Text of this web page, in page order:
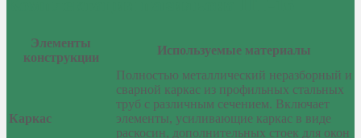
Элементы
конструкции
Используемые материалы
Каркас
Полностью металлический неразборный и
сварной каркас из профильных стальных
труб с различным сечением. Включает
элементы, усиливающие каркас в виде
раскосин, дополнительных стоек для окон